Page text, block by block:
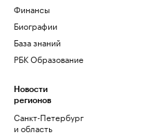
Финансы
Биографии
База знаний
РБК Образование
Новости
регионов
Санкт-Петербург
и область